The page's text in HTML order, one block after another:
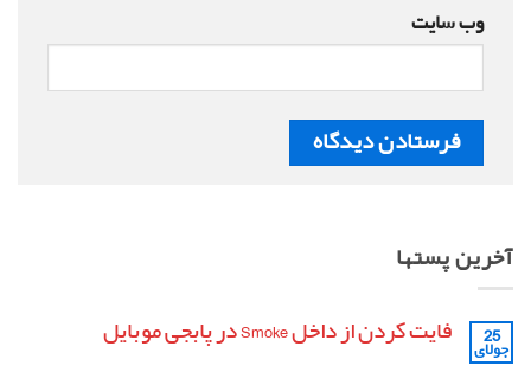
وب‌ سایت
آخرین پستها
25
جولای
فایت کردن از داخل Smoke در پابجی موبایل